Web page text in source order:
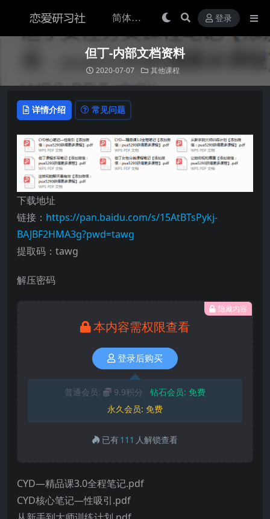
登录
但丁-内部文档资料
2020-07-07 其他课程
详情介绍 常见问题
下载地址
链接： https://pan.baidu.com/s/15AtBTsPykj-
BAJBF2HMA3g?pwd=tawg
提取码：tawg
解压密码
隐藏内容
本内容需权限查看
登录后购买
普通会员: 9.9积分 钻石会员: 免费
永久会员: 免费
已有111 人解锁查看
CYD—精品课3.0全程笔记.pdf
CYD核心笔记—性吸引.pdf